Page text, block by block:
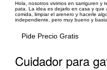
Hola, nosotros vivimos en sarriguren y
pata. La idea es dejarlo en casa y
comida, limpiar el arenero y hacerle
independiente, pero muy bueno y
Pide Precio Gratis
Cuidador para